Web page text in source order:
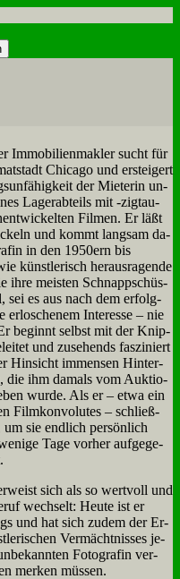
Im­mo­bi­li­en­mak­ler sucht für
Chi­ca­go und er­stei­gert
der Mie­te­rin un­
La­ge­r­ab­teils mit ‑zig­tau­
Fil­men. Er läßt
und kommt lang­sam da­
in den 1950ern bis
künst­le­risch her­aus­ra­gen­de
ih­re mei­sten Schnapp­schüs­
sei es aus nach dem er­folg­
In­ter­es­se – nie
be­ginnt selbst mit der Knip­
und zu­se­hends fas­zi­niert
Hin­sicht im­mensen Hin­ter­
die ihm da­mals vom Auk­tio­
wur­de. Als er – et­wa ein
Film­kon­vo­lu­tes – schließ­
um sie end­lich per­sön­lich
Ta­ge vor­her auf­ge­ge­
sich als so wert­voll und
wech­selt: Heu­te ist er
und hat sich zu­dem der Er­
Ver­mächt­nis­ses je­
Fo­to­gra­fin ver­
mer­ken müs­sen.